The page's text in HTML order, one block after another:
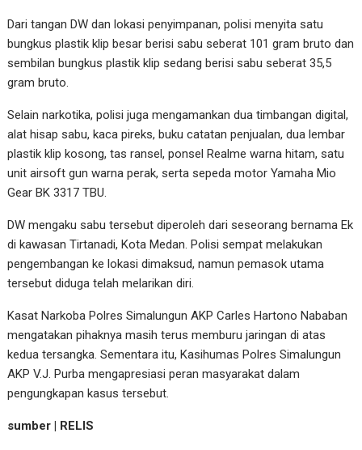
Dari tangan DW dan lokasi penyimpanan, polisi menyita satu
bungkus plastik klip besar berisi sabu seberat 101 gram bruto dan
sembilan bungkus plastik klip sedang berisi sabu seberat 35,5
gram bruto.
Selain narkotika, polisi juga mengamankan dua timbangan digital,
alat hisap sabu, kaca pireks, buku catatan penjualan, dua lembar
plastik klip kosong, tas ransel, ponsel Realme warna hitam, satu
unit airsoft gun warna perak, serta sepeda motor Yamaha Mio
Gear BK 3317 TBU.
DW mengaku sabu tersebut diperoleh dari seseorang bernama Ek
di kawasan Tirtanadi, Kota Medan. Polisi sempat melakukan
pengembangan ke lokasi dimaksud, namun pemasok utama
tersebut diduga telah melarikan diri.
Kasat Narkoba Polres Simalungun AKP Carles Hartono Nababan
mengatakan pihaknya masih terus memburu jaringan di atas
kedua tersangka. Sementara itu, Kasihumas Polres Simalungun
AKP V.J. Purba mengapresiasi peran masyarakat dalam
pengungkapan kasus tersebut.
sumber | RELIS